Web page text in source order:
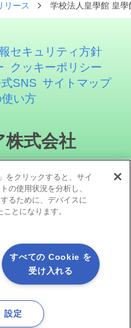
リース 学校法人皇學館 皇
セキュリティ方針
クッキーポリシー
SNS サイトマップ
い方
株式会社
ディア
All Rights Reserved.
をクリックすると、サイ
の使用状況を分析し、
るために、デバイスに
とになります。
すべての Cookie を
受け入れる
設定